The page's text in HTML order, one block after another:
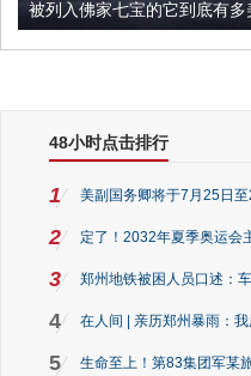
被列入佛家七宝的它到底有多
48小时点击排行
1 美副国务卿将于7月25日
2 定了！2032年夏季奥运会
3 郑州地铁被困人员口述：
4 在人间 | 亲历郑州暴雨：
5 生命至上！第83集团军某